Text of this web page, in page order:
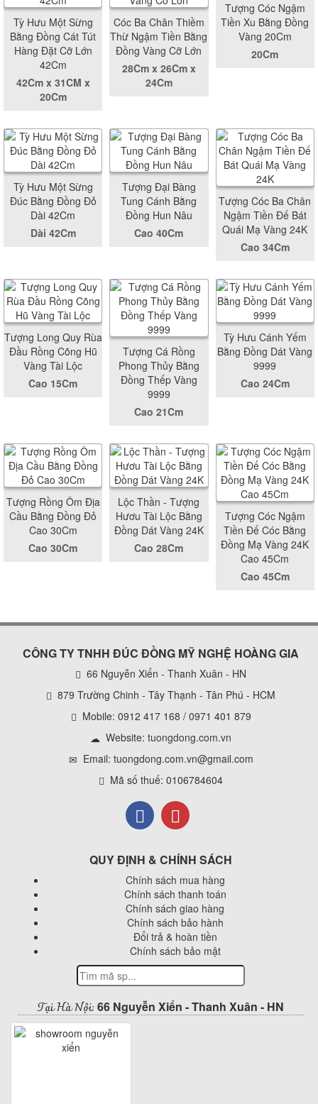
Tỳ Hưu Một Sừng
Bằng Đồng Cát Tút
Hàng Đặt Cỡ Lớn
42Cm
42Cm x 31CM x
20Cm
Cóc Ba Chân Thiềm
Thừ Ngậm Tiền Bằng
Đồng Vàng Cỡ Lớn
28Cm x 26Cm x
24Cm
Tượng Cóc Ngậm
Tiền Xu Bằng Đồng
Vàng 20Cm
20Cm
Tỳ Hưu Một Sừng
Đúc Bằng Đồng Đỏ
Dài 42Cm
Dài 42Cm
Tượng Đại Bàng
Tung Cánh Bằng
Đồng Hun Nâu
Cao 40Cm
Tượng Cóc Ba Chân
Ngậm Tiền Đế Bát
Quái Mạ Vàng 24K
Cao 34Cm
Tượng Long Quy Rùa
Đầu Rồng Cõng Hũ
Vàng Tài Lộc
Cao 15Cm
Tượng Cá Rồng
Phong Thủy Bằng
Đồng Thếp Vàng
9999
Cao 21Cm
Tỳ Hưu Cánh Yếm
Bằng Đồng Dát Vàng
9999
Cao 24Cm
Tượng Rồng Ôm Địa
Cầu Bằng Đồng Đỏ
Cao 30Cm
Cao 30Cm
Lộc Thần - Tượng
Hươu Tài Lộc Bằng
Đồng Dát Vàng 24K
Cao 28Cm
Tượng Cóc Ngậm
Tiền Đế Cóc Bằng
Đồng Mạ Vàng 24K
Cao 45Cm
Cao 45Cm
CÔNG TY TNHH ĐÚC ĐỒNG MỸ NGHỆ HOÀNG GIA
66 Nguyễn Xiển - Thanh Xuân - HN
879 Trường Chinh - Tây Thạnh - Tân Phú - HCM
Mobile: 0912 417 168 / 0971 401 879
Website: tuongdong.com.vn
Email: tuongdong.com.vn@gmail.com
Mã số thuế: 0106784604
QUY ĐỊNH & CHÍNH SÁCH
Chính sách mua hàng
Chính sách thanh toán
Chính sách giao hàng
Chính sách bảo hành
Đổi trả & hoàn tiền
Chính sách bảo mật
Tại Hà Nội: 66 Nguyễn Xiển - Thanh Xuân - HN